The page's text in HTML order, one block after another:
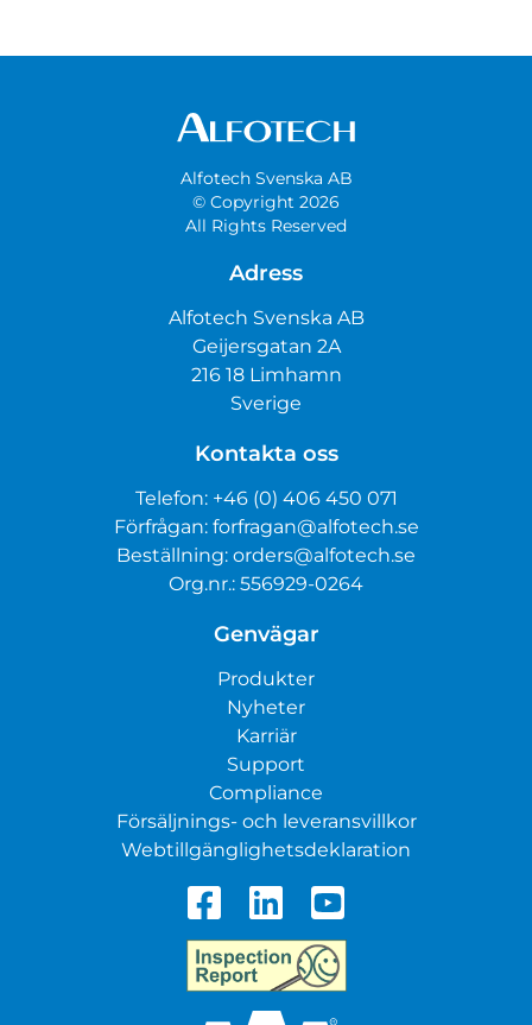
Alfotech Svenska AB
© Copyright 2026
All Rights Reserved
Adress
Alfotech Svenska AB
Geijersgatan 2A
216 18 Limhamn
Sverige
Kontakta oss
Telefon: +46 (0) 406 450 071
Förfrågan: forfragan@alfotech.se
Beställning: orders@alfotech.se
Org.nr.: 556929-0264
Genvägar
Produkter
Nyheter
Karriär
Support
Compliance
Försäljnings- och leveransvillkor
Webtillgänglighetsdeklaration